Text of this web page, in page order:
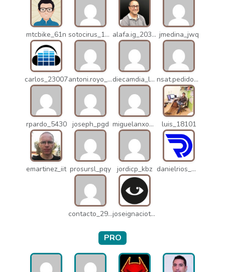
mtcbike_61n sotocirus_11872 alafa.ig_20338 jmedina_jwq
carlos_23007 antoni.royo_10023 diecamdia_l27 nsat.pedidos_1235
rpardo_5430 joseph_pgd miguelanxogomez_21982 luis_18101
emartinez_iit prosursl_pqy jordicp_kbz danielrios_mqb
contacto_2906 joseignaciot_q66
PRO